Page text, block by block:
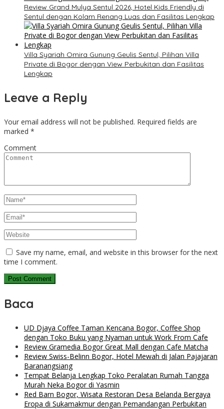
Review Grand Mulya Sentul 2026, Hotel Kids Friendly di
Sentul dengan Kolam Renang Luas dan Fasilitas Lengkap
Villa Syariah Omira Gunung Geulis Sentul, Pilihan Villa
Private di Bogor dengan View Perbukitan dan Fasilitas
Lengkap
Leave a Reply
Your email address will not be published. Required fields are
marked *
Comment
Save my name, email, and website in this browser for the next
time I comment.
Baca
UD Djaya Coffee Taman Kencana Bogor, Coffee Shop
dengan Toko Buku yang Nyaman untuk Work From Cafe
Review Gramedia Bogor Great Mall dengan Cafe Matcha
Review Swiss-Belinn Bogor, Hotel Mewah di Jalan Pajajaran
Baranangsiang
Tempat Belanja Lengkap Toko Peralatan Rumah Tangga
Murah Neka Bogor di Yasmin
Red Barn Bogor, Wisata Restoran Desa Belanda Bergaya
Eropa di Sukamakmur dengan Pemandangan Perbukitan